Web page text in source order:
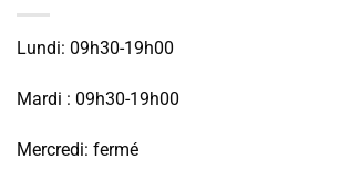
Lundi: 09h30-19h00
Mardi : 09h30-19h00
Mercredi: fermé